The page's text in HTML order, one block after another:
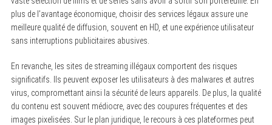
plus de l’avantage économique, choisir des services légaux assure une
meilleure qualité de diffusion, souvent en HD, et une expérience utilisateur
sans interruptions publicitaires abusives.
En revanche, les sites de streaming illégaux comportent des risques
significatifs. Ils peuvent exposer les utilisateurs à des malwares et autres
virus, compromettant ainsi la sécurité de leurs appareils. De plus, la qualité
du contenu est souvent médiocre, avec des coupures fréquentes et des
images pixelisées. Sur le plan juridique, le recours à ces plateformes peut